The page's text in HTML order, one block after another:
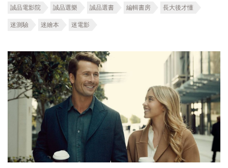
誠品電影院 誠品選樂 誠品選書 編輯書房 長大後才懂
迷測驗 迷繪本 迷電影